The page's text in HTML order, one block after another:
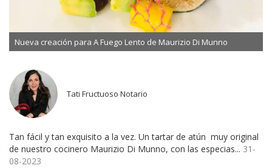
Nueva creación para A Fuego Lento de Maurizio Di Munno
Tati Fructuoso Notario
Tan fácil y tan exquisito a la vez. Un tartar de atún muy original
de nuestro cocinero Maurizio Di Munno, con las especias... 31-
08-2023